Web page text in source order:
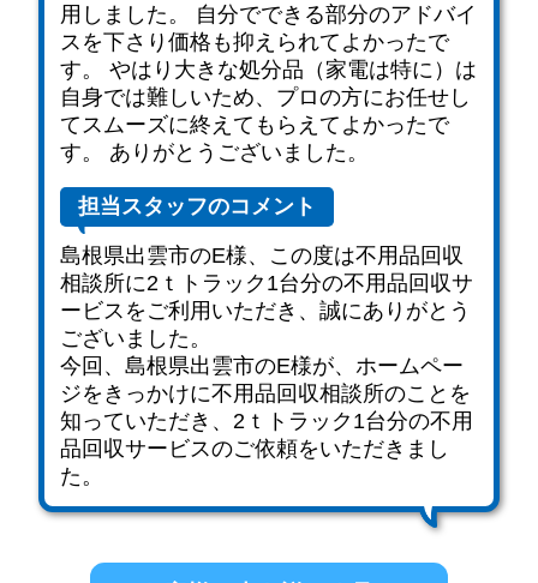
用しました。 自分でできる部分のアドバイ
スを下さり価格も抑えられてよかったで
す。 やはり大きな処分品（家電は特に）は
自身では難しいため、プロの方にお任せし
てスムーズに終えてもらえてよかったで
す。 ありがとうございました。
担当スタッフのコメント
島根県出雲市のE様、この度は不用品回収
相談所に2ｔトラック1台分の不用品回収サ
ービスをご利用いただき、誠にありがとう
ございました。
今回、島根県出雲市のE様が、ホームペー
ジをきっかけに不用品回収相談所のことを
知っていただき、2ｔトラック1台分の不用
品回収サービスのご依頼をいただきまし
た。